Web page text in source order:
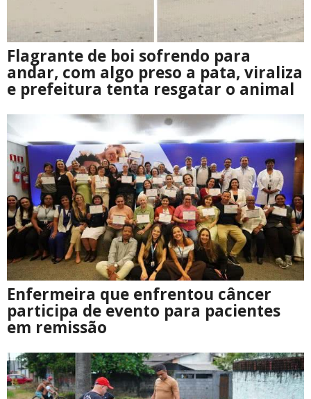
Flagrante de boi sofrendo para
andar, com algo preso a pata, viraliza
e prefeitura tenta resgatar o animal
Enfermeira que enfrentou câncer
participa de evento para pacientes
em remissão